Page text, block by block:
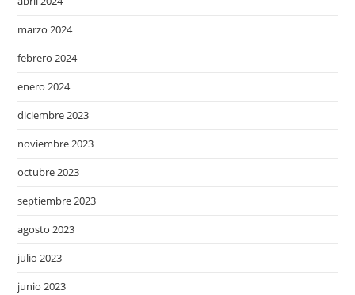
marzo 2024
febrero 2024
enero 2024
diciembre 2023
noviembre 2023
octubre 2023
septiembre 2023
agosto 2023
julio 2023
junio 2023